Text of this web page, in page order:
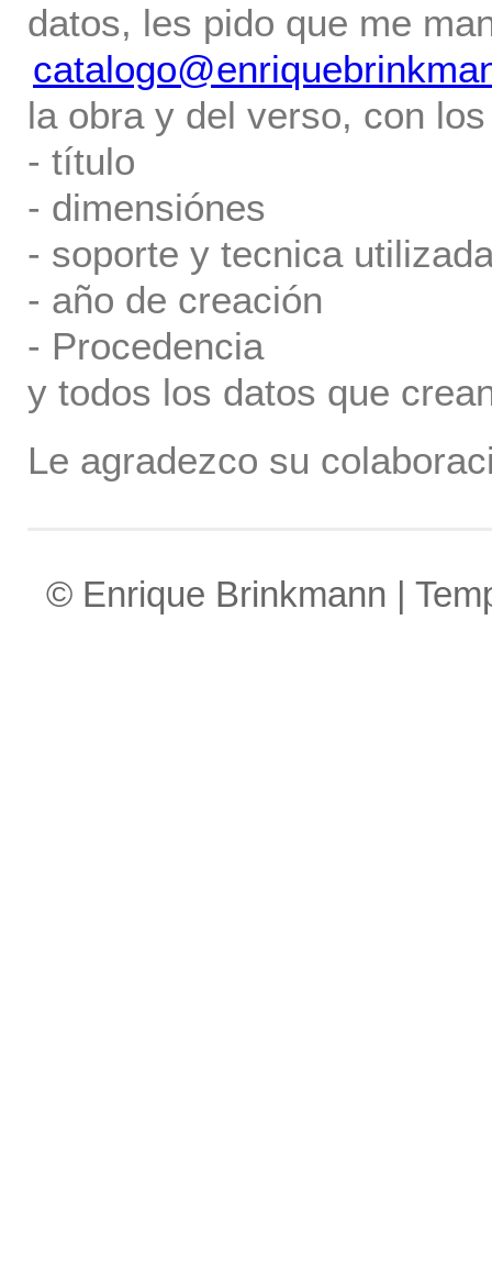
datos, les pido que me
la obra y del verso, con
- título
- dimensiónes
- soporte y tecnica
- año de creación
- Procedencia
y todos los datos que
Le agradezco su
© Enrique Brinkmann |